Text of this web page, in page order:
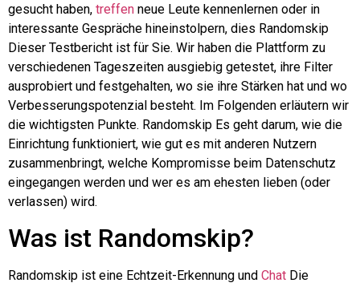
gesucht haben, treffen neue Leute kennenlernen oder in
interessante Gespräche hineinstolpern, dies Randomskip
Dieser Testbericht ist für Sie. Wir haben die Plattform zu
verschiedenen Tageszeiten ausgiebig getestet, ihre Filter
ausprobiert und festgehalten, wo sie ihre Stärken hat und wo
Verbesserungspotenzial besteht. Im Folgenden erläutern wir
die wichtigsten Punkte. Randomskip Es geht darum, wie die
Einrichtung funktioniert, wie gut es mit anderen Nutzern
zusammenbringt, welche Kompromisse beim Datenschutz
eingegangen werden und wer es am ehesten lieben (oder
verlassen) wird.
Was ist Randomskip?
Randomskip ist eine Echtzeit-Erkennung und Chat Die